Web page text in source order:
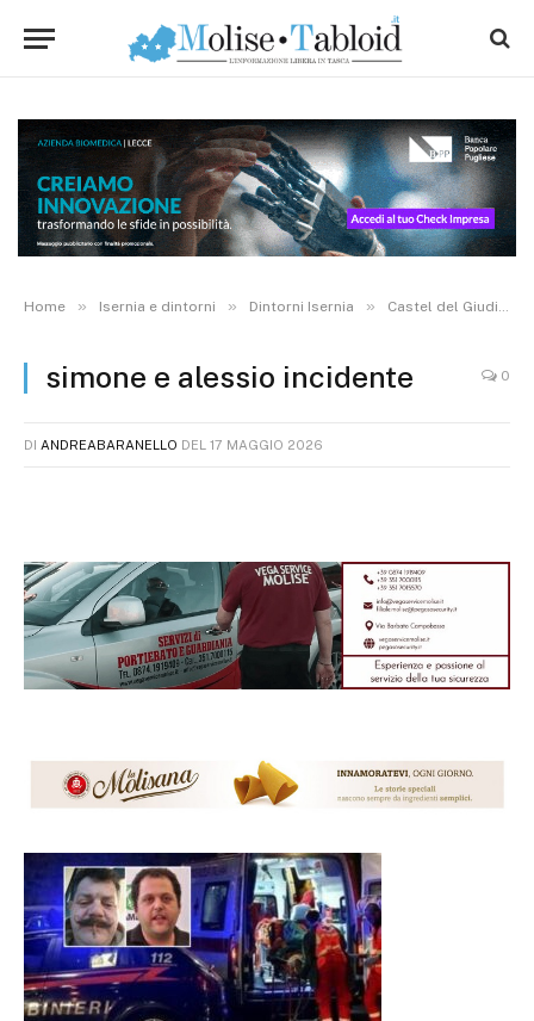
Home » Isernia e dintorni » Dintorni Isernia » Castel del Giudice
simone e alessio incidente 0
DI ANDREABARANELLO DEL 17 MAGGIO 2026